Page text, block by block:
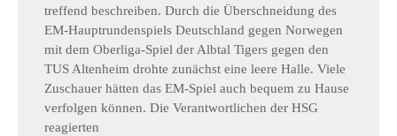
treffend beschreiben. Durch die Überschneidung des
EM-Hauptrundenspiels Deutschland gegen Norwegen
mit dem Oberliga-Spiel der Albtal Tigers gegen den
TUS Altenheim drohte zunächst eine leere Halle. Viele
Zuschauer hätten das EM-Spiel auch bequem zu Hause
verfolgen können. Die Verantwortlichen der HSG
reagierten